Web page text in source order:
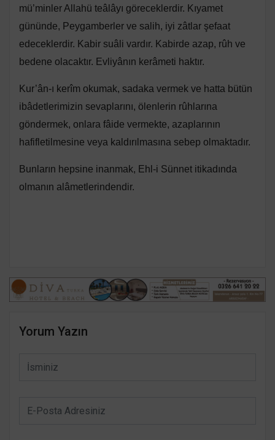
mü’minler Allahü teâlâyı göreceklerdir. Kıyamet
gününde, Peygamberler ve salih, iyi zâtlar şefaat
edeceklerdir. Kabir suâli vardır. Kabirde azap, rûh ve
bedene olacaktır. Evliyânın kerâmeti haktır.
Kur’ân-ı kerîm okumak, sadaka vermek ve hatta bütün
ibâdetlerimizin sevaplarını, ölenlerin rûhlarına
göndermek, onlara fâide vermekte, azaplarının
hafifletilmesine veya kaldırılmasına sebep olmaktadır.
Bunların hepsine inanmak, Ehl-i Sünnet itikadında
olmanın alâmetlerindendir.
Yorum Yazın